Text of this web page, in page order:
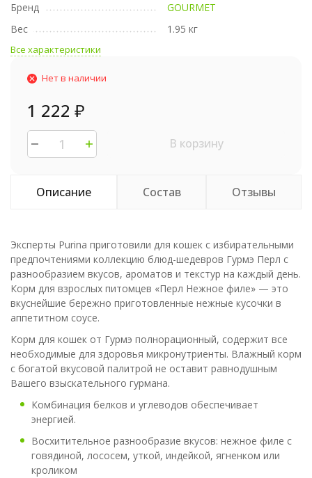
Бренд
GOURMET
Вес
1.95 кг
Все характеристики
Нет в наличии
1 222 ₽
В корзину
Описание Состав Отзывы
Эксперты Purina приготовили для кошек с избирательными
предпочтениями коллекцию блюд-шедевров Гурмэ Перл с
разнообразием вкусов, ароматов и текстур на каждый день.
Корм для взрослых питомцев «Перл Нежное филе» — это
вкуснейшие бережно приготовленные нежные кусочки в
аппетитном соусе.
Корм для кошек от Гурмэ полнорационный, содержит все
необходимые для здоровья микронутриенты. Влажный корм
с богатой вкусовой палитрой не оставит равнодушным
Вашего взыскательного гурмана.
Комбинация белков и углеводов обеспечивает
энергией.
Восхитительное разнообразие вкусов: нежное филе с
говядиной, лососем, уткой, индейкой, ягненком или
кроликом